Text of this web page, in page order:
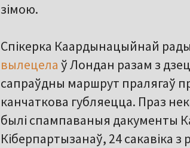
зімою.
Спікерка Каардынацыйнай
вылецела ў Лондан разам з
сапраўдны маршрут пралягаў
канчаткова губляецца. Праз
былі спампаваныя дакументы
Кіберпартызанаў, 24 сакавіка